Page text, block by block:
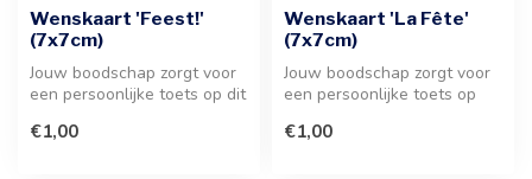
Wenskaart 'Feest!'
(7x7cm)
Jouw boodschap zorgt voor
een persoonlijke toets op dit
€1,00
Wenskaart 'La Fête'
(7x7cm)
Jouw boodschap zorgt voor
een persoonlijke toets op
H...
€1,00